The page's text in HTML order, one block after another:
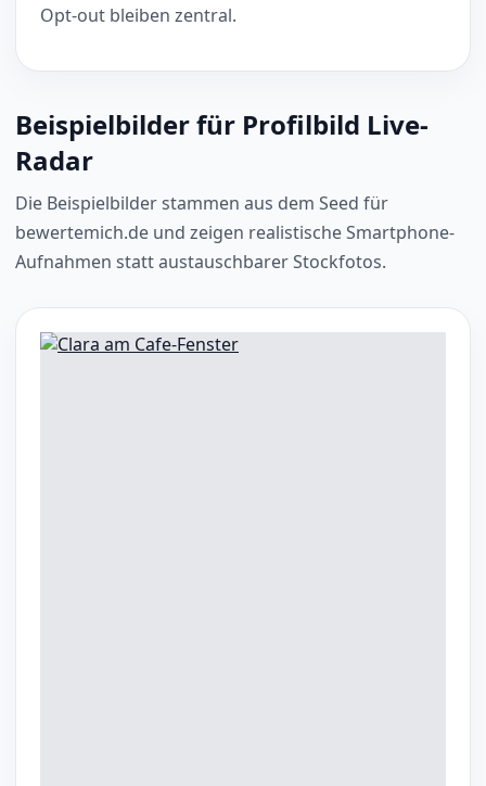
Opt-out bleiben zentral.
Beispielbilder für Profilbild Live-
Radar
Die Beispielbilder stammen aus dem Seed für
bewertemich.de und zeigen realistische Smartphone-
Aufnahmen statt austauschbarer Stockfotos.